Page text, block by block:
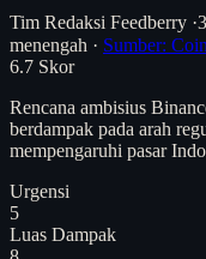
Tim Redaksi Feedberry ·
menengah · Sumber:
6.7 Skor
Rencana ambisius
berdampak pada arah
mempengaruhi pasar
Urgensi
5
Luas Dampak